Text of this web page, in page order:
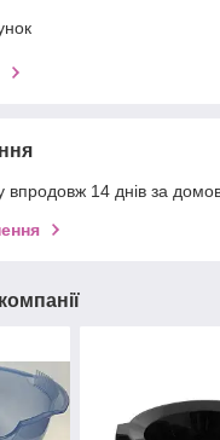
впродовж 14 днів за